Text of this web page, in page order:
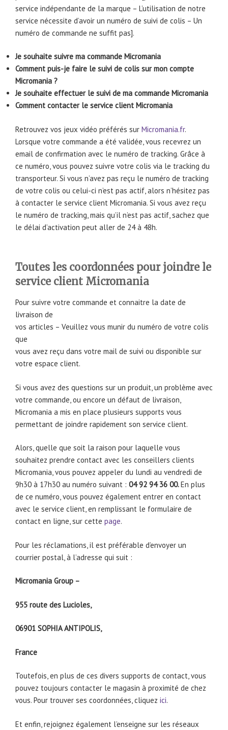
service indépendante de la marque – L’utilisation de notre
service nécessite d’avoir un numéro de suivi de colis – Un
numéro de commande ne suffit pas].
Je souhaite suivre ma commande Micromania
Comment puis-je faire le suivi de colis sur mon compte
Micromania ?
Je souhaite effectuer le suivi de ma commande Micromania
Comment contacter le service client Micromania
Retrouvez vos jeux vidéo préférés sur Micromania.fr.
Lorsque votre commande a été validée, vous recevrez un
email de confirmation avec le numéro de tracking. Grâce à
ce numéro, vous pouvez suivre votre colis via le tracking du
transporteur. Si vous n’avez pas reçu le numéro de tracking
de votre colis ou celui-ci n’est pas actif, alors n’hésitez pas
à contacter le service client Micromania. Si vous avez reçu
le numéro de tracking, mais qu’il n’est pas actif, sachez que
le délai d’activation peut aller de 24 à 48h.
Toutes les coordonnées pour joindre le
service client Micromania
Pour suivre votre commande et connaitre la date de
livraison de
vos articles – Veuillez vous munir du numéro de votre colis
que
vous avez reçu dans votre mail de suivi ou disponible sur
votre espace client.
Si vous avez des questions sur un produit, un problème avec
votre commande, ou encore un défaut de livraison,
Micromania a mis en place plusieurs supports vous
permettant de joindre rapidement son service client.
Alors, quelle que soit la raison pour laquelle vous
souhaitez prendre contact avec les conseillers clients
Micromania, vous pouvez appeler du lundi au vendredi de
9h30 à 17h30 au numéro suivant : 04 92 94 36 00.En plus
de ce numéro, vous pouvez également entrer en contact
avec le service client, en remplissant le formulaire de
contact en ligne, sur cette page.
Pour les réclamations, il est préférable d’envoyer un
courrier postal, à l’adresse qui suit :
Micromania Group –
955 route des Lucioles,
06901 SOPHIA ANTIPOLIS,
France
Toutefois, en plus de ces divers supports de contact, vous
pouvez toujours contacter le magasin à proximité de chez
vous. Pour trouver ses coordonnées, cliquez ici.
Et enfin, rejoignez également l’enseigne sur les réseaux